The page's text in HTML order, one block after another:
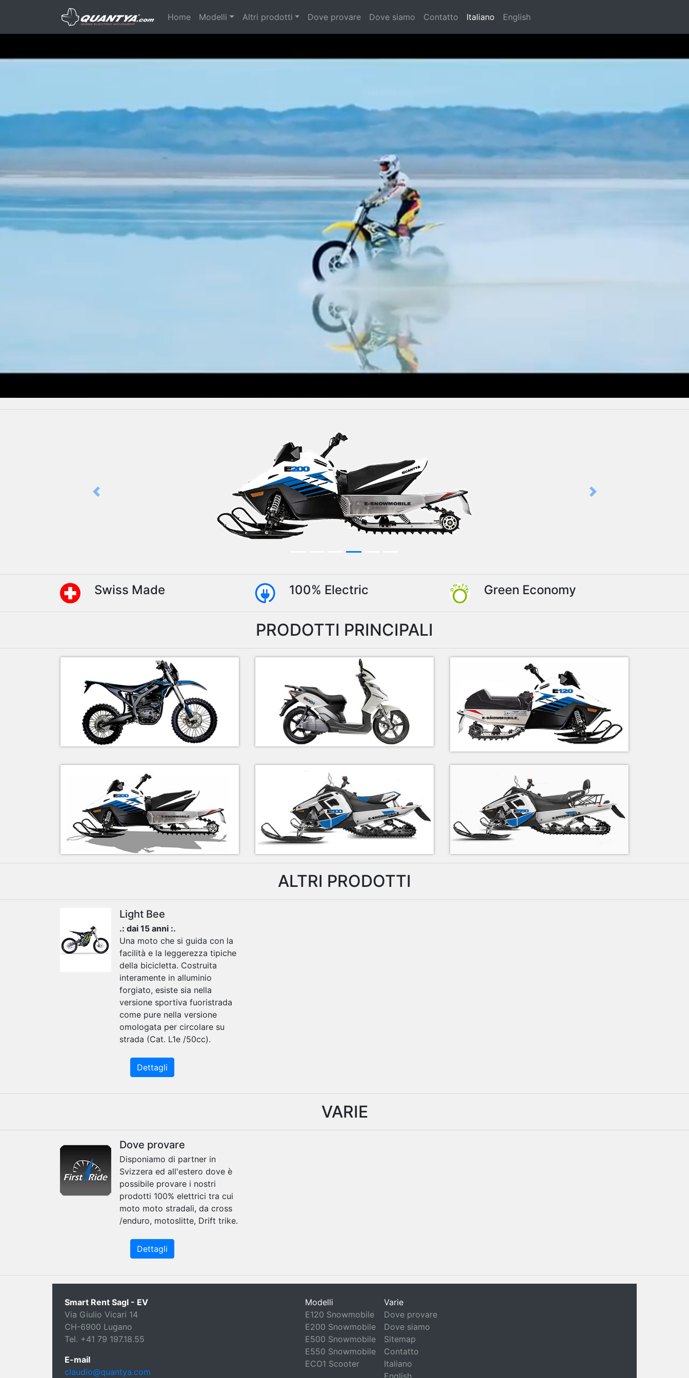
Home(current)
Modelli Altri prodotti Dove provare Dove siamo Contatto Italiano (current)
English
Previous Next
Swiss Made 100% Electric Green Economy
PRODOTTI PRINCIPALI
ALTRI PRODOTTI
Light Bee
.: dai 15 anni :.
Una moto che si guida con la
facilità e la leggerezza tipiche
della bicicletta. Costruita
interamente in alluminio
forgiato, esiste sia nella
versione sportiva fuoristrada
come pure nella versione
omologata per circolare su
strada (Cat. L1e /50cc).
Dettagli
VARIE
Dove provare
Disponiamo di partner in
Svizzera ed all'estero dove è
possibile provare i nostri
prodotti 100% elettrici tra cui
moto moto stradali, da cross
/enduro, motoslitte, Drift trike.
Dettagli
Smart Rent Sagl - EV
Via Giulio Vicari 14
CH-6900 Lugano
Tel. +41 79 197.18.55
E-mail
claudio@quantya.com
Modelli
E120 Snowmobile
E200 Snowmobile
E500 Snowmobile
E550 Snowmobile
ECO1 Scooter
Varie
Dove provare
Dove siamo
Sitemap
Contatto
Italiano
English